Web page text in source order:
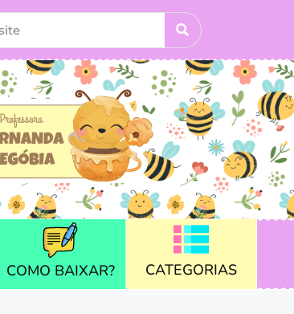
COMO BAIXAR? CATEGORIAS